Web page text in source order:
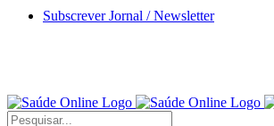
Skip
Subscrever Jornal / Newsletter
Pesquisar